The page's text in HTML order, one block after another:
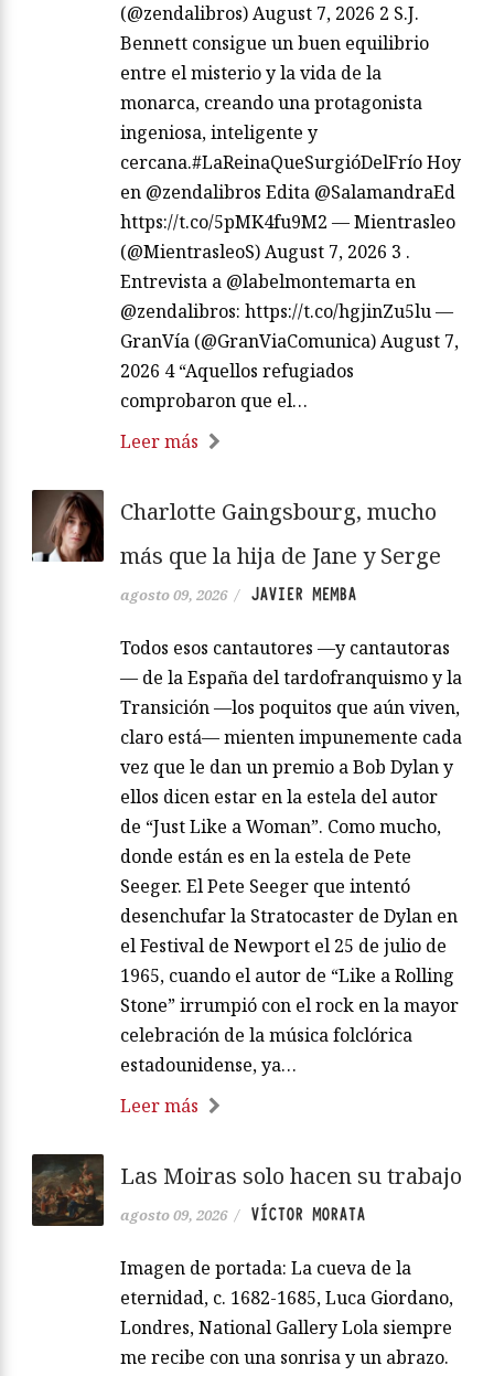
(@zendalibros) August 7, 2026 2 S.J.
Bennett consigue un buen equilibrio
entre el misterio y la vida de la
monarca, creando una protagonista
ingeniosa, inteligente y
cercana.#LaReinaQueSurgióDelFrío Hoy
en @zendalibros Edita @SalamandraEd
https://t.co/5pMK4fu9M2 — Mientrasleo
(@MientrasleoS) August 7, 2026 3 .
Entrevista a @labelmontemarta en
@zendalibros: https://t.co/hgjinZu5lu —
GranVía (@GranViaComunica) August 7,
2026 4 “Aquellos refugiados
comprobaron que el…
Leer más
Charlotte Gaingsbourg, mucho
más que la hija de Jane y Serge
agosto 09, 2026 / JAVIER MEMBA
Todos esos cantautores —y cantautoras
— de la España del tardofranquismo y la
Transición —los poquitos que aún viven,
claro está— mienten impunemente cada
vez que le dan un premio a Bob Dylan y
ellos dicen estar en la estela del autor
de “Just Like a Woman”. Como mucho,
donde están es en la estela de Pete
Seeger. El Pete Seeger que intentó
desenchufar la Stratocaster de Dylan en
el Festival de Newport el 25 de julio de
1965, cuando el autor de “Like a Rolling
Stone” irrumpió con el rock en la mayor
celebración de la música folclórica
estadounidense, ya…
Leer más
Las Moiras solo hacen su trabajo
agosto 09, 2026 / VÍCTOR MORATA
Imagen de portada: La cueva de la
eternidad, c. 1682-1685, Luca Giordano,
Londres, National Gallery Lola siempre
me recibe con una sonrisa y un abrazo.